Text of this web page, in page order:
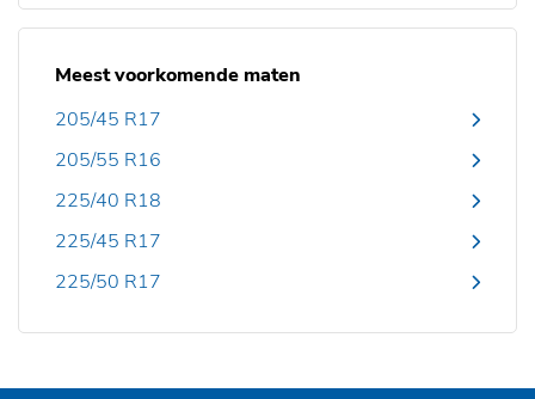
Meest voorkomende maten
205/45 R17
205/55 R16
225/40 R18
225/45 R17
225/50 R17